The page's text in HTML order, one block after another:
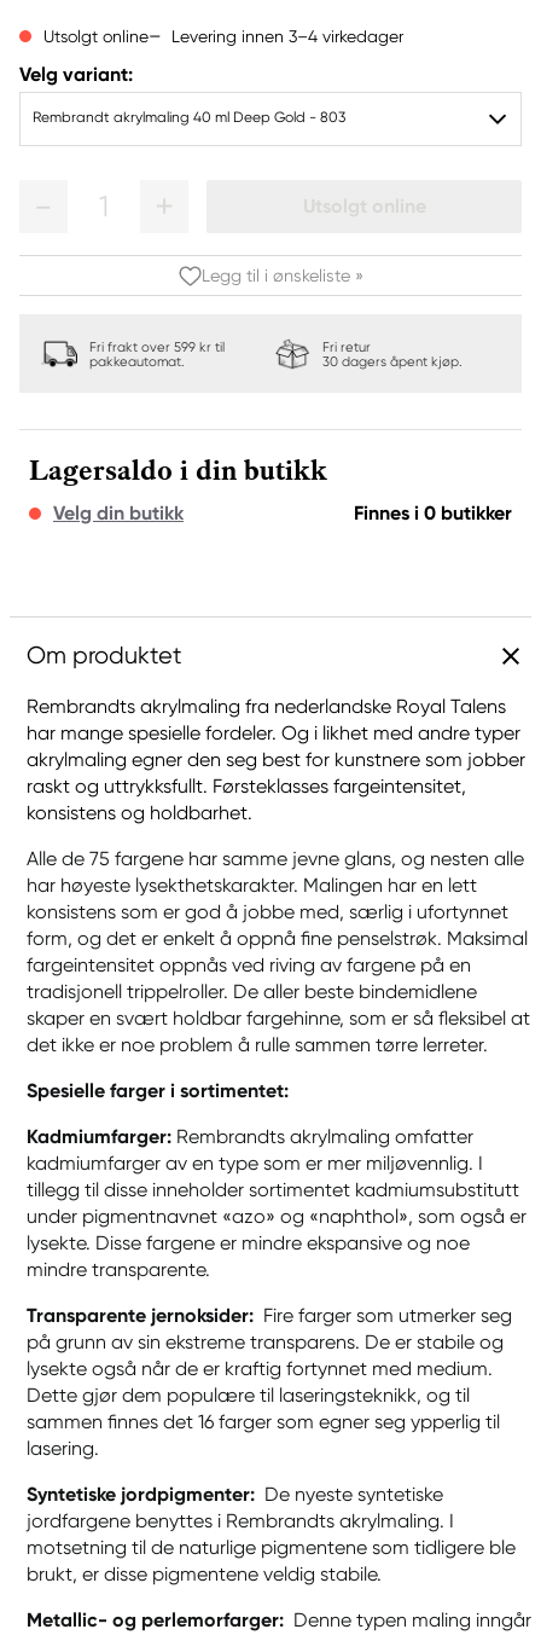
Utsolgt online Levering innen 3–4 virkedager
Velg variant:
Rembrandt akrylmaling 40 ml Deep Gold - 803
1 Utsolgt online
Legg til i ønskeliste »
Fri frakt over 599 kr til
pakkeautomat.
Fri retur
30 dagers åpent kjøp.
Lagersaldo i din butikk
Velg din butikk Finnes i 0 butikker
Om produktet
Rembrandts akrylmaling fra nederlandske Royal Talens
har mange spesielle fordeler. Og i likhet med andre typer
akrylmaling egner den seg best for kunstnere som jobber
raskt og uttrykksfullt. Førsteklasses fargeintensitet,
konsistens og holdbarhet.
Alle de 75 fargene har samme jevne glans, og nesten alle
har høyeste lysekthetskarakter. Malingen har en lett
konsistens som er god å jobbe med, særlig i ufortynnet
form, og det er enkelt å oppnå fine penselstrøk. Maksimal
fargeintensitet oppnås ved riving av fargene på en
tradisjonell trippelroller. De aller beste bindemidlene
skaper en svært holdbar fargehinne, som er så fleksibel at
det ikke er noe problem å rulle sammen tørre lerreter.
Spesielle farger i sortimentet:
Kadmiumfarger: Rembrandts akrylmaling omfatter
kadmiumfarger av en type som er mer miljøvennlig. I
tillegg til disse inneholder sortimentet kadmiumsubstitutt
under pigmentnavnet «azo» og «naphthol», som også er
lysekte. Disse fargene er mindre ekspansive og noe
mindre transparente.
Transparente jernoksider: Fire farger som utmerker seg
på grunn av sin ekstreme transparens. De er stabile og
lysekte også når de er kraftig fortynnet med medium.
Dette gjør dem populære til laseringsteknikk, og til
sammen finnes det 16 farger som egner seg ypperlig til
lasering.
Syntetiske jordpigmenter: De nyeste syntetiske
jordfargene benyttes i Rembrandts akrylmaling. I
motsetning til de naturlige pigmentene som tidligere ble
brukt, er disse pigmentene veldig stabile.
Metallic- og perlemorfarger: Denne typen maling inngår